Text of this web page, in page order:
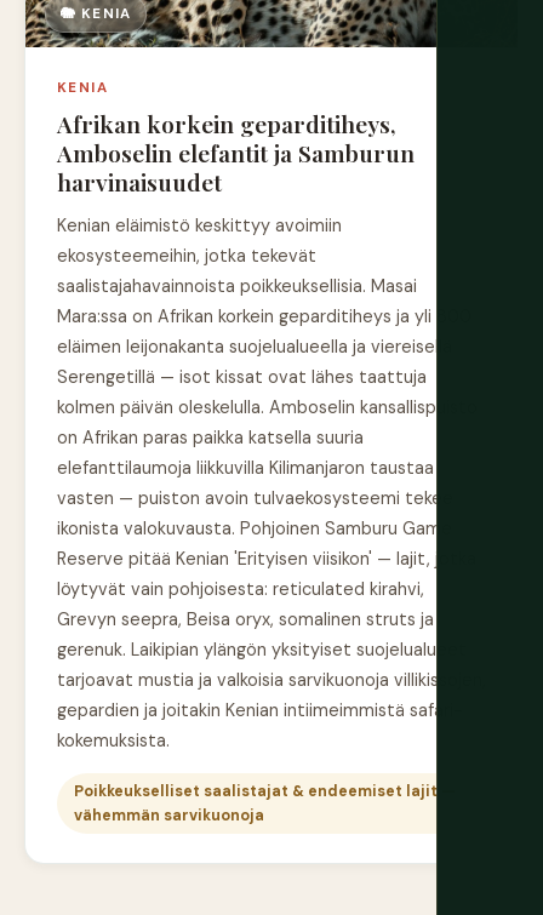
🐘 KENIA
KENIA
Afrikan korkein geparditiheys,
Amboselin elefantit ja Samburun
harvinaisuudet
Kenian eläimistö keskittyy avoimiin
ekosysteemeihin, jotka tekevät
saalistajahavainnoista poikkeuksellisia. Masai
Mara:ssa on Afrikan korkein geparditiheys ja yli 800
eläimen leijonakanta suojelualueella ja viereisellä
Serengetillä — isot kissat ovat lähes taattuja
kolmen päivän oleskelulla. Amboselin kansallispuisto
on Afrikan paras paikka katsella suuria
elefanttilaumoja liikkuvilla Kilimanjaron taustaa
vasten — puiston avoin tulvaekosysteemi tekee
ikonista valokuvausta. Pohjoinen Samburu Game
Reserve pitää Kenian 'Erityisen viisikon' — lajit, jotka
löytyvät vain pohjoisesta: reticulated kirahvi,
Grevyn seepra, Beisa oryx, somalinen struts ja
gerenuk. Laikipian ylängön yksityiset suojelualueet
tarjoavat mustia ja valkoisia sarvikuonoja villikissojen,
gepardien ja joitakin Kenian intiimeimmistä safari-
kokemuksista.
Poikkeukselliset saalistajat & endeemiset lajit —
vähemmän sarvikuonoja